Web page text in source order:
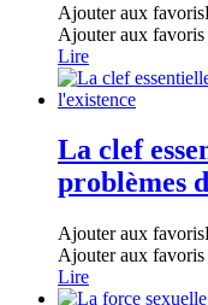
Ajouter aux favoris
Ajouter aux favoris
Lire
La clef
problèmes
Ajouter aux favoris
Ajouter aux favoris
Lire